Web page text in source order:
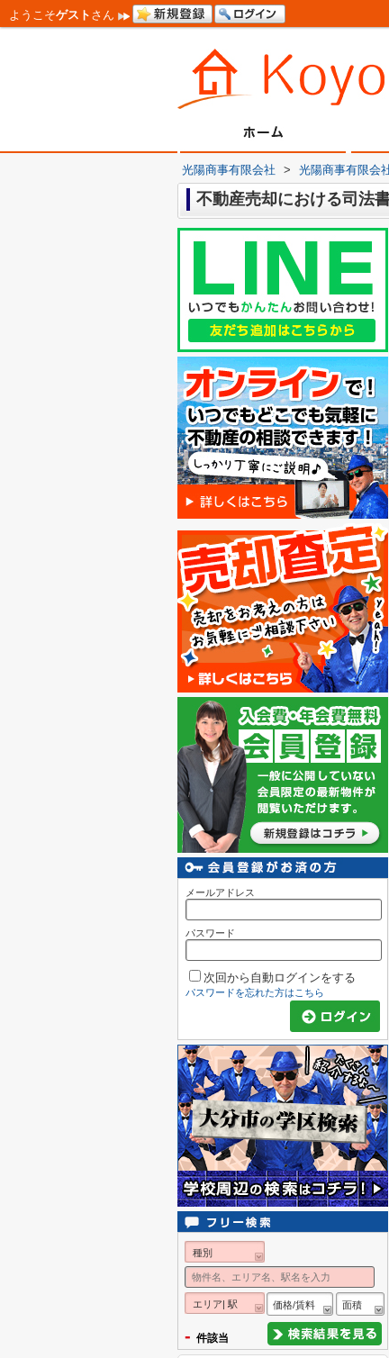
ようこそゲスト さん
光陽商事有限会社 > 光陽商事有限会
不動産売却における司法
メールアドレス
パスワード
次回から自動ログインをする
パスワードを忘れた方はこちら
種別
エリア| 駅 価格/賃料 面積
- 件該当